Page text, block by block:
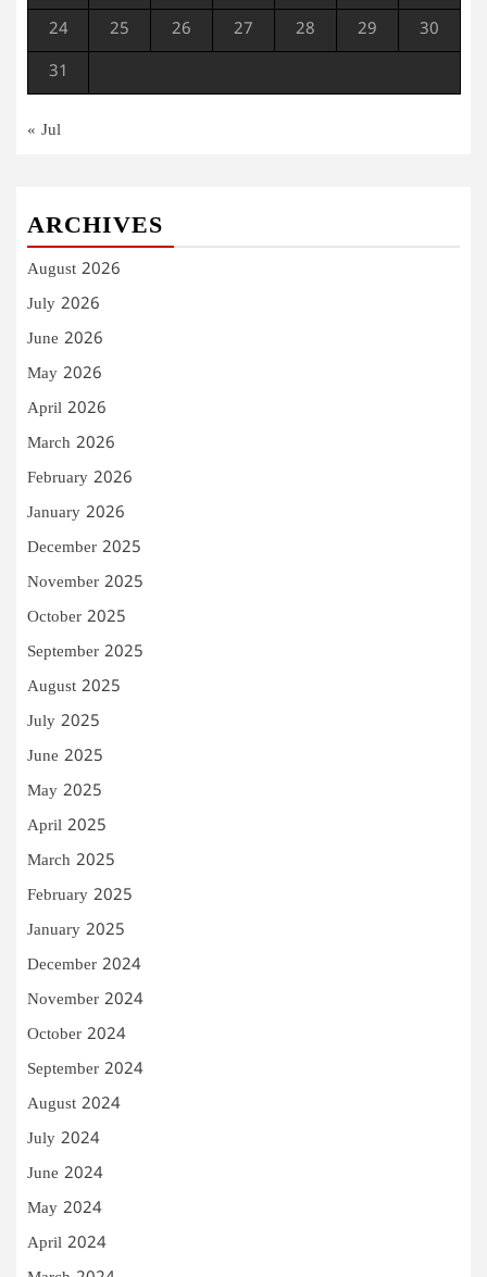
24 25 26 27 28 29 30
31
« Jul
ARCHIVES
August 2026
July 2026
June 2026
May 2026
April 2026
March 2026
February 2026
January 2026
December 2025
November 2025
October 2025
September 2025
August 2025
July 2025
June 2025
May 2025
April 2025
March 2025
February 2025
January 2025
December 2024
November 2024
October 2024
September 2024
August 2024
July 2024
June 2024
May 2024
April 2024